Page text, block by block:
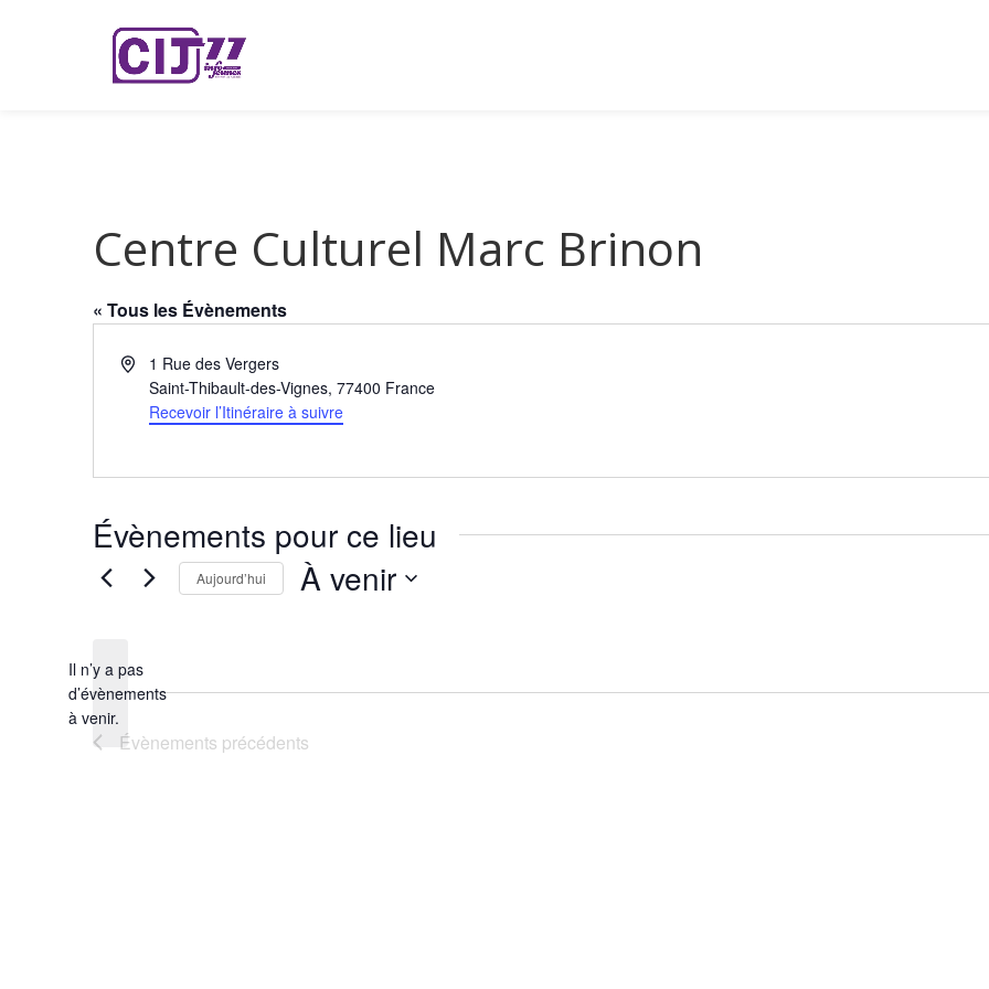
Centre Culturel Marc Brinon
« Tous les Évènements
Adresse1 Rue des Vergers
Saint-Thibault-des-Vignes, 77400 France
Recevoir l’Itinéraire à suivre
Évènements pour ce lieu
Notice
Il n’y a pas
d’évènements
à venir.
Aujourd’hui À venir
Évènements précédents